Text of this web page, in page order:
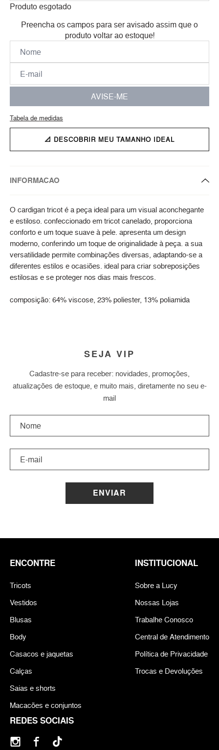
Produto esgotado
Preencha os campos para ser avisado assim que o
produto voltar ao estoque!
AVISE-ME
Tabela de medidas
📐 DESCOBRIR MEU TAMANHO IDEAL
INFORMACAO
O cardigan tricot é a peça ideal para um visual aconchegante
e estiloso. confeccionado em tricot canelado, proporciona
conforto e um toque suave à pele. apresenta um design
moderno, conferindo um toque de originalidade à peça. a sua
versatilidade permite combinações diversas, adaptando-se a
diferentes estilos e ocasiões. ideal para criar sobreposições
estilosas e se proteger nos dias mais frescos.
composição: 64% viscose, 23% poliester, 13% poliamida
SEJA VIP
Cadastre-se para receber: novidades, promoções,
atualizações de estoque, e muito mais, diretamente no seu e-
mail
ENVIAR
REDES SOCIAIS
ENCONTRE
Tricots
Vestidos
Blusas
Body
Casacos e jaquetas
Calças
Saias e shorts
Macacões e conjuntos
INSTITUCIONAL
Sobre a Lucy
Nossas Lojas
Trabalhe Conosco
Central de Atendimento
Política de Privacidade
Trocas e Devoluções